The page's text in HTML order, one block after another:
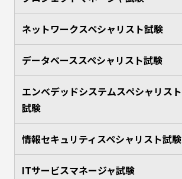
ネットワークスペシャリスト試験
データベーススペシャリスト試験
エンベデッドシステムスペシャリスト
試験
情報セキュリティスペシャリスト試験
ITサービスマネージャ試験